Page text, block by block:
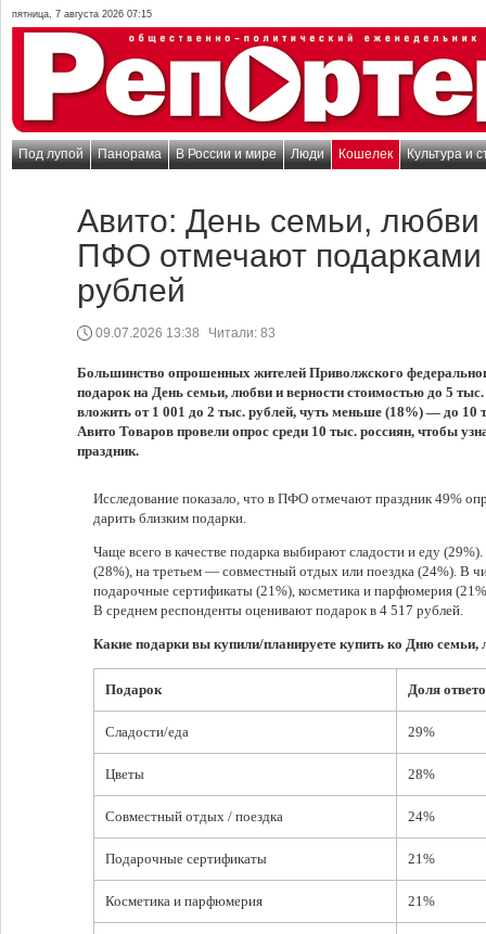
пятница, 7 августа 2026 07:15
Под лупой Панорама В России и мире Люди Кошелек Культура и
Авито: День семьи, любви
ПФО отмечают
рублей
09.07.2026 13:38 Читали: 83
Большинство опрошенных жителей Приволжского
подарок на День семьи, любви и верности стоимостью до 5
вложить от 1 001 до 2 тыс. рублей, чуть меньше (18%) — до
Авито Товаров провели опрос среди 10 тыс. россиян, чтобы
праздник.
Исследование показало, что в ПФО отмечают праздник 49%
дарить близким подарки.
Чаще всего в качестве подарка выбирают сладости и еду
(28%), на третьем — совместный отдых или поездка (24%). В
подарочные сертификаты (21%), косметика и парфюмерия
В среднем респонденты оценивают подарок в 4 517 рублей.
Какие подарки вы купили/планируете купить ко Дню семьи,
Подарок Доля
Сладости/еда 29%
Цветы 28%
Совместный отдых / поездка 24%
Подарочные сертификаты 21%
Косметика и парфюмерия 21%